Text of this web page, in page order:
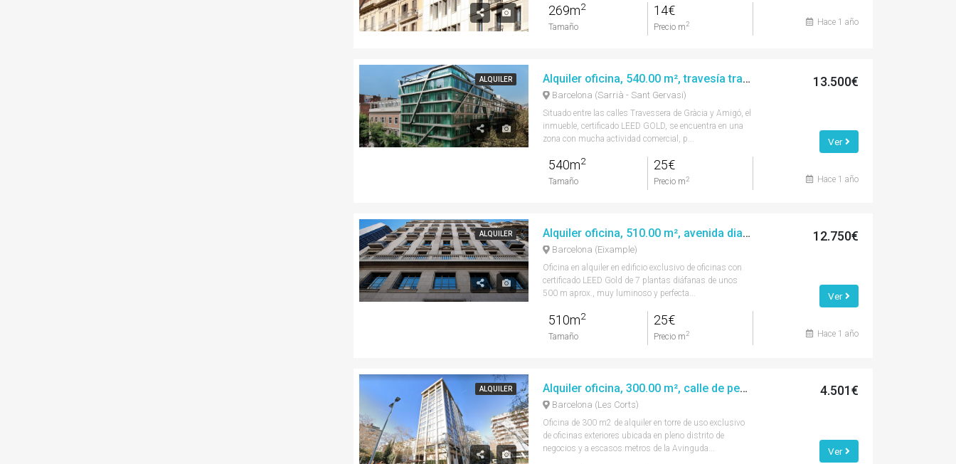
269m2
Tamaño
14€
Precio m 2 Hace 1 año
ALQUILER Alquiler oficina, 540.00 m², travesía travessera de gràcia
Barcelona (Sarrià - Sant Gervasi)
Situado entre las calles Travessera de Gràcia y Amigó, el
inmueble, certificado LEED GOLD, se encuentra en una
zona con mucha actividad comercial, p...
540m2
Tamaño
25€
Precio m 2
13.500€
Ver
Hace 1 año
ALQUILER Alquiler oficina, 510.00 m², avenida diagonal
Barcelona (Eixample)
Oficina en alquiler en edificio exclusivo de oficinas con
certificado LEED Gold de 7 plantas diáfanas de unos
500 m aprox., muy luminoso y perfecta...
510m2
Tamaño
25€
Precio m 2
12.750€
Ver
Hace 1 año
ALQUILER Alquiler oficina, 300.00 m², calle de pedro i pons
Barcelona (Les Corts)
Oficina de 300 m2 de alquiler en torre de uso exclusivo
de oficinas exteriores ubicada en pleno distrito de
negocios y a escasos metros de la Avinguda...
4.501€
Ver